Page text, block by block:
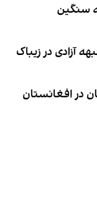
سنگین
آزادی در زیباک
در افغانستان